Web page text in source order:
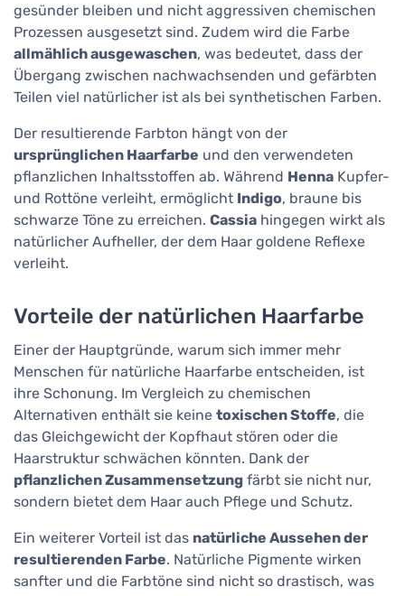
gesünder bleiben und nicht aggressiven chemischen
Prozessen ausgesetzt sind. Zudem wird die Farbe
allmählich ausgewaschen, was bedeutet, dass der
Übergang zwischen nachwachsenden und gefärbten
Teilen viel natürlicher ist als bei synthetischen Farben.
Der resultierende Farbton hängt von der
ursprünglichen Haarfarbe und den verwendeten
pflanzlichen Inhaltsstoffen ab. Während Henna Kupfer-
und Rottöne verleiht, ermöglicht Indigo, braune bis
schwarze Töne zu erreichen. Cassia hingegen wirkt als
natürlicher Aufheller, der dem Haar goldene Reflexe
verleiht.
Vorteile der natürlichen Haarfarbe
Einer der Hauptgründe, warum sich immer mehr
Menschen für natürliche Haarfarbe entscheiden, ist
ihre Schonung. Im Vergleich zu chemischen
Alternativen enthält sie keine toxischen Stoffe, die
das Gleichgewicht der Kopfhaut stören oder die
Haarstruktur schwächen könnten. Dank der
pflanzlichen Zusammensetzung färbt sie nicht nur,
sondern bietet dem Haar auch Pflege und Schutz.
Ein weiterer Vorteil ist das natürliche Aussehen der
resultierenden Farbe. Natürliche Pigmente wirken
sanfter und die Farbtöne sind nicht so drastisch, was